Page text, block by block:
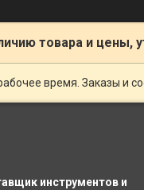
товара и цены,
время. Заказы и
инструментов и